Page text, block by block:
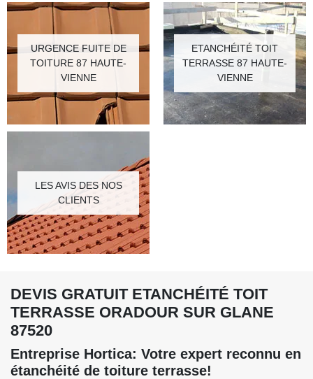
URGENCE FUITE DE
TOITURE 87 HAUTE-
VIENNE
ETANCHÉITÉ TOIT
TERRASSE 87 HAUTE-
VIENNE
LES AVIS DES NOS
CLIENTS
DEVIS GRATUIT ETANCHÉITÉ TOIT
TERRASSE ORADOUR SUR GLANE
87520
Entreprise Hortica: Votre expert reconnu en
étanchéité de toiture terrasse!